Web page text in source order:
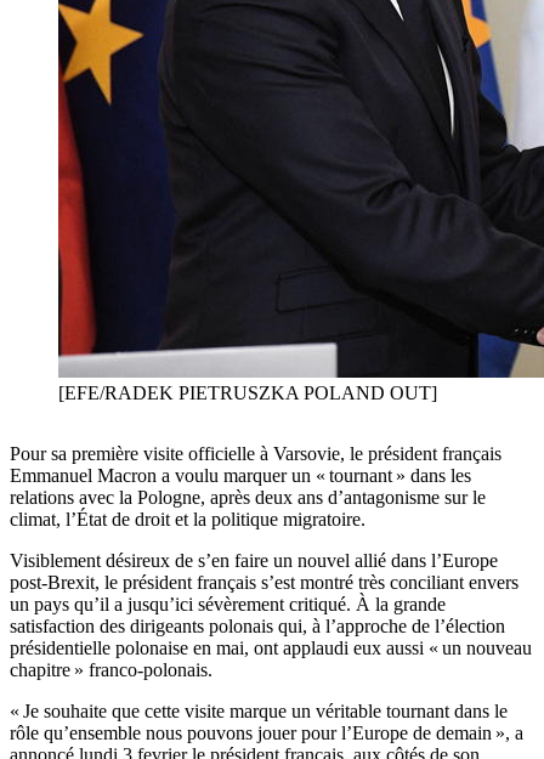
[EFE/RADEK PIETRUSZKA POLAND OUT]
Pour sa première visite officielle à Varsovie, le président français
Emmanuel Macron a voulu marquer un « tournant » dans les
relations avec la Pologne, après deux ans d’antagonisme sur le
climat, l’État de droit et la politique migratoire.
Visiblement désireux de s’en faire un nouvel allié dans l’Europe
post-Brexit, le président français s’est montré très conciliant envers
un pays qu’il a jusqu’ici sévèrement critiqué. À la grande
satisfaction des dirigeants polonais qui, à l’approche de l’élection
présidentielle polonaise en mai, ont applaudi eux aussi « un nouveau
chapitre » franco-polonais.
« Je souhaite que cette visite marque un véritable tournant dans le
rôle qu’ensemble nous pouvons jouer pour l’Europe de demain », a